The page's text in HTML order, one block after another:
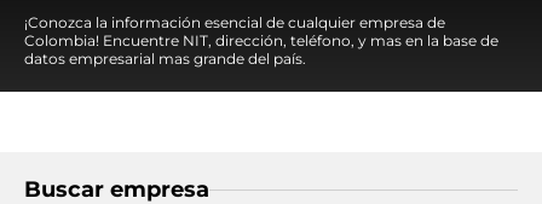
¡Conozca la información esencial de cualquier empresa de
Colombia! Encuentre NIT, dirección, teléfono, y mas en la base de
datos empresarial mas grande del país.
Buscar empresa